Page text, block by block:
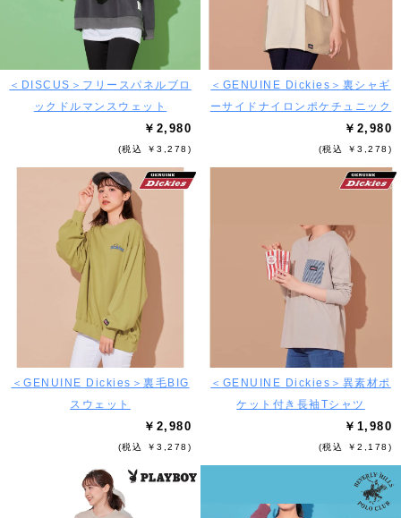
＜DISCUS＞フリースパネルブロ
ックドルマンスウェット
￥2,980
(税込 ￥3,278)
＜GENUINE Dickies＞裏シャギ
ーサイドナイロンポケチュニック
￥2,980
(税込 ￥3,278)
＜GENUINE Dickies＞裏毛BIG
スウェット
￥2,980
(税込 ￥3,278)
＜GENUINE Dickies＞異素材ポ
ケット付き長袖Tシャツ
￥1,980
(税込 ￥2,178)